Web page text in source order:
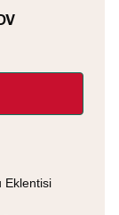
Eklentisi